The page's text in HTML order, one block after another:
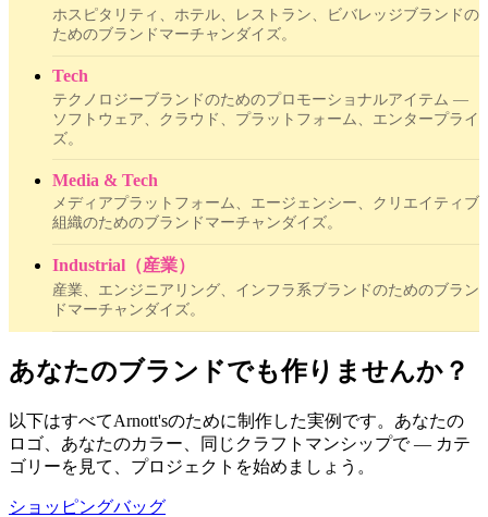
ホスピタリティ、ホテル、レストラン、ビバレッジブランドの
ためのブランドマーチャンダイズ。
Tech
テクノロジーブランドのためのプロモーショナルアイテム —
ソフトウェア、クラウド、プラットフォーム、エンタープライ
ズ。
Media & Tech
メディアプラットフォーム、エージェンシー、クリエイティブ
組織のためのブランドマーチャンダイズ。
Industrial（産業）
産業、エンジニアリング、インフラ系ブランドのためのブラン
ドマーチャンダイズ。
あなたのブランドでも作りませんか？
以下はすべてArnott'sのために制作した実例です。あなたの
ロゴ、あなたのカラー、同じクラフトマンシップで — カテ
ゴリーを見て、プロジェクトを始めましょう。
ショッピングバッグ